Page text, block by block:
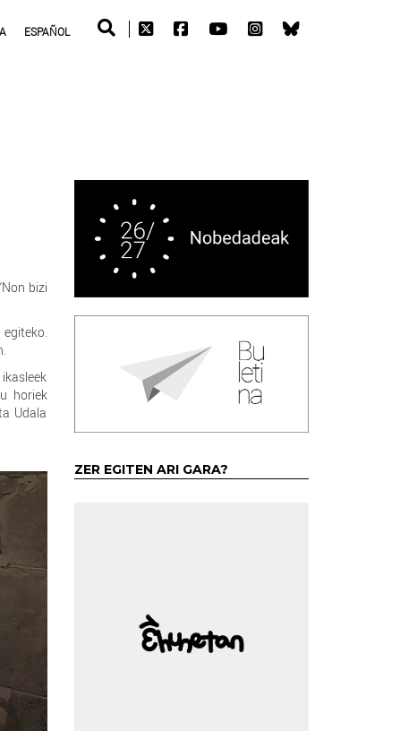
ESPAÑOL
bizi
horiek
Udala
ZER EGITEN ARI GARA?